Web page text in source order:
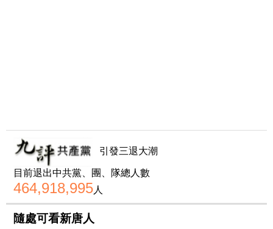
引發三退大潮
目前退出中共黨、團、隊總人數
464,918,995人
隨處可看新唐人